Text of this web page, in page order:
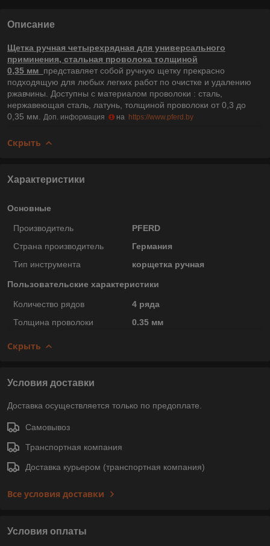
Описание
Щетка ручная четырехрядная для универсального
приминения, стальная проволока толщиной
0,35 мм представляет собой ручную щетку прекрасно
подходящую для любых легких работ по очистке и удалению
ржавчины. Доступны с материалом проволоки : сталь,
нержавеющая сталь, латунь, толщиной проволоки от 0,3 до
0,35 мм.
Доп. информация на https://www.pferd.by
Скрыть
Характеристики
Основные
Производитель
PFERD
Страна производитель
Германия
Тип инструмента
корщетка ручная
Пользовательские характеристики
Количество рядов
4 ряда
Толщина проволоки
0.35 мм
Скрыть
Условия доставки
Доставка осуществляется только по предоплате.
Самовывоз
Транспортная компания
Доставка курьером (транспортная компания)
Все условия доставки
Условия оплаты